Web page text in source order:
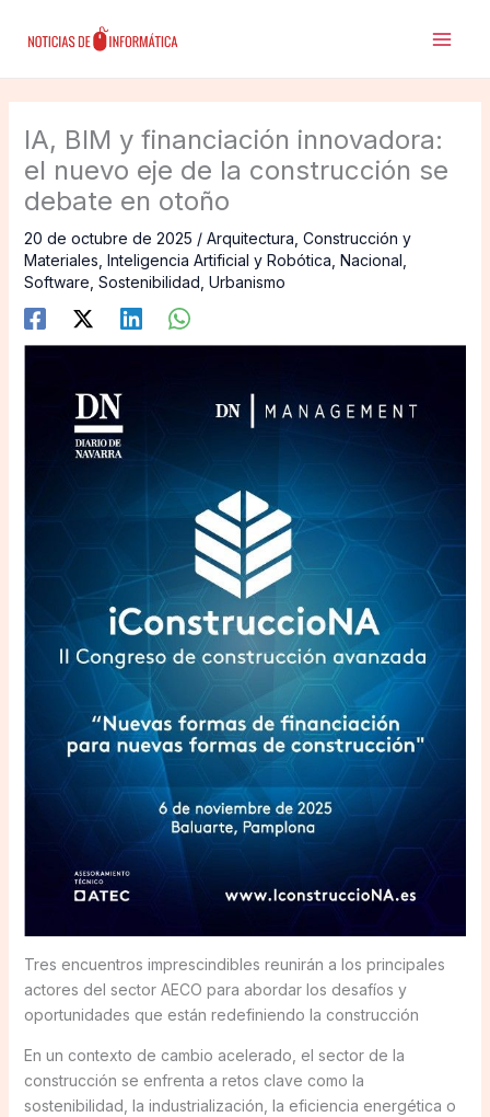
IA, BIM y financiación innovadora:
el nuevo eje de la construcción se
debate en otoño
20 de octubre de 2025 / Arquitectura Construcción y
Materiales Inteligencia Artificial y Robótica Nacional
Software Sostenibilidad Urbanismo
Tres encuentros imprescindibles reunirán a los principales
actores del sector AECO para abordar los desafíos y
oportunidades que están redefiniendo la construcción
En un contexto de cambio acelerado, el sector de la
construcción se enfrenta a retos clave como la
sostenibilidad, la industrialización, la eficiencia energética o